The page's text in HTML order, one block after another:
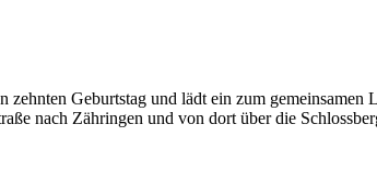
zehnten Geburtstag und lädt ein zum
nach Zähringen und von dort über die